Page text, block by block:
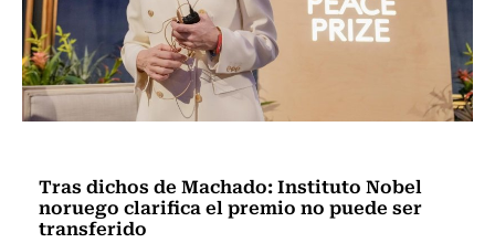
Tras dichos de Machado: Instituto Nobel
noruego clarifica el premio no puede ser
transferido